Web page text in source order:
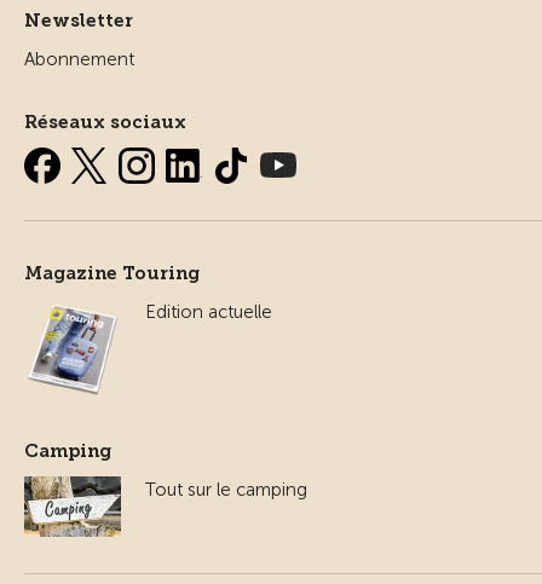
Newsletter
Abonnement
Réseaux sociaux
Magazine Touring
Edition actuelle
Camping
Tout sur le camping